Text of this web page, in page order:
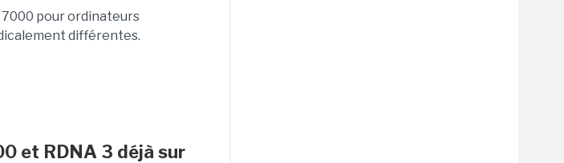
7000 pour ordinateurs
différentes.
et RDNA 3 déjà sur